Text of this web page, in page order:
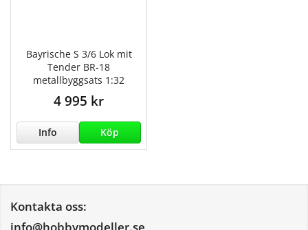
Bayrische S 3/6 Lok mit
Tender BR-18
metallbyggsats 1:32
4 995 kr
Info Köp
Kontakta oss: